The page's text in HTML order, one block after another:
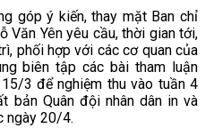
góp ý kiến, thay mặt Ban chỉ
Yên yêu cầu, thời gian tới,
phối hợp với các cơ quan của
biên tập các bài tham luận
3 để nghiệm thu vào tuần 4
bản Quân đội nhân dân in và
ngày 20/4.